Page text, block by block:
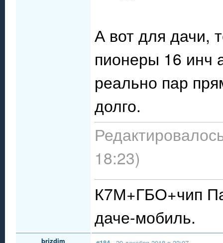
А вот для дачи,
пионеры 16 инч
реально пар
долго.
18:23)
К7М+ГБО+чип
даче-мобиль.
brizdim